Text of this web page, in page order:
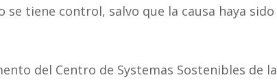
tiene control, salvo que la causa haya sido
del Centro de Systemas Sostenibles de la